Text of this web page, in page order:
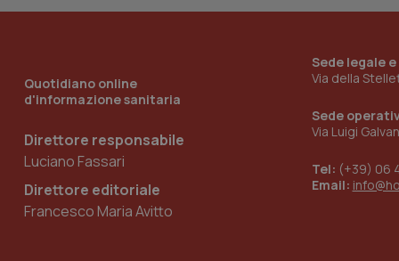
Quotidiano online
d'informazione sanitaria
Direttore responsabile
Luciano Fassari
Direttore editoriale
Francesco Maria Avitto
Sede legale
Via della
Sede
Via Luigi
Tel: (+39) 06
Email:
_ga_0VMQEQKQ1N
VISITOR_INFO1_LIVE
__Secure-YNID